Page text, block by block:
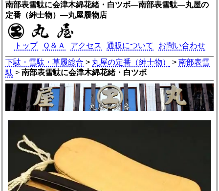
南部表雪駄に会津木綿花緒・白ツボ―南部表雪駄―丸屋の
定番（紳士物）―丸屋履物店
トップ Ｑ＆Ａ アクセス 通販について
お問い合わせ
下駄・雪駄・草履総合 > 丸屋の定番（紳士物） >南部表雪
駄 >南部表雪駄に会津木綿花緒・白ツボ